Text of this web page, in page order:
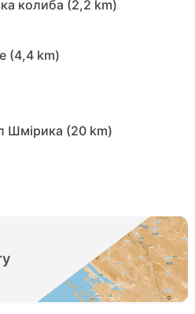
колиба (2,2 km)
(4,4 km)
Шмірика (20 km)